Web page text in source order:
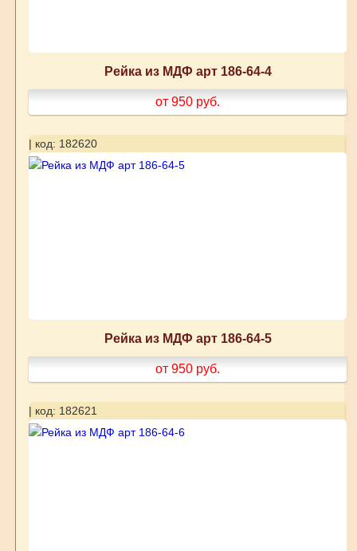
Рейка из МДФ арт 186-64-4
от 950 руб.
| код: 182620
Рейка из МДФ арт 186-64-5
от 950 руб.
| код: 182621